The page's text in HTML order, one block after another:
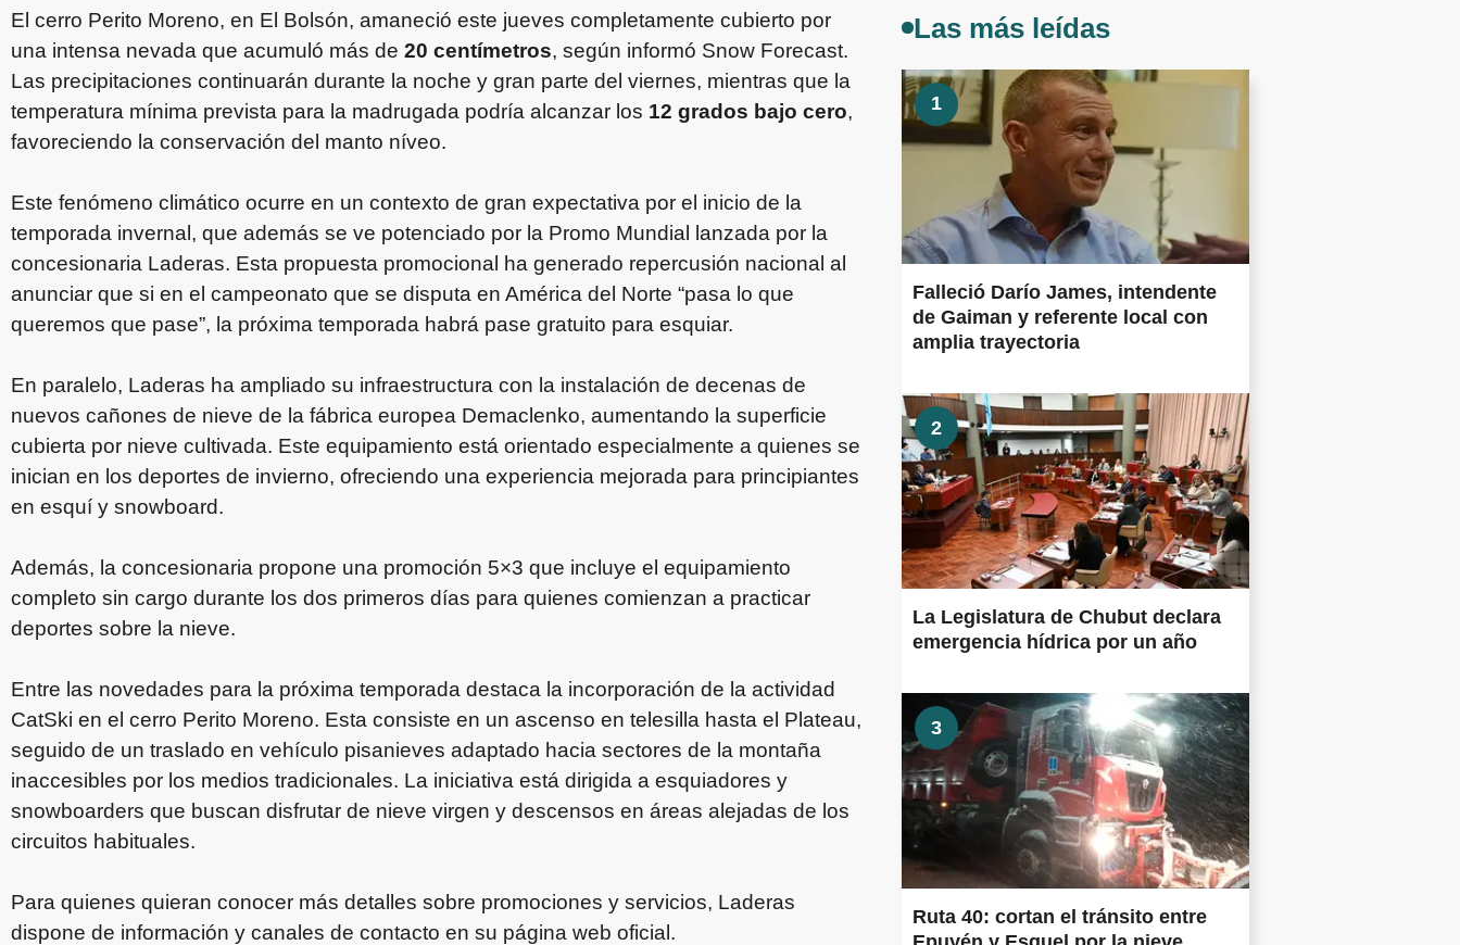
El cerro Perito Moreno, en El Bolsón, amaneció este jueves completamente cubierto por
una intensa nevada que acumuló más de 20 centímetros, según informó Snow Forecast.
Las precipitaciones continuarán durante la noche y gran parte del viernes, mientras que la
temperatura mínima prevista para la madrugada podría alcanzar los 12 grados bajo cero,
favoreciendo la conservación del manto níveo.
Este fenómeno climático ocurre en un contexto de gran expectativa por el inicio de la
temporada invernal, que además se ve potenciado por la Promo Mundial lanzada por la
concesionaria Laderas. Esta propuesta promocional ha generado repercusión nacional al
anunciar que si en el campeonato que se disputa en América del Norte “pasa lo que
queremos que pase”, la próxima temporada habrá pase gratuito para esquiar.
En paralelo, Laderas ha ampliado su infraestructura con la instalación de decenas de
nuevos cañones de nieve de la fábrica europea Demaclenko, aumentando la superficie
cubierta por nieve cultivada. Este equipamiento está orientado especialmente a quienes se
inician en los deportes de invierno, ofreciendo una experiencia mejorada para principiantes
en esquí y snowboard.
Además, la concesionaria propone una promoción 5×3 que incluye el equipamiento
completo sin cargo durante los dos primeros días para quienes comienzan a practicar
deportes sobre la nieve.
Entre las novedades para la próxima temporada destaca la incorporación de la actividad
CatSki en el cerro Perito Moreno. Esta consiste en un ascenso en telesilla hasta el Plateau,
seguido de un traslado en vehículo pisanieves adaptado hacia sectores de la montaña
inaccesibles por los medios tradicionales. La iniciativa está dirigida a esquiadores y
snowboarders que buscan disfrutar de nieve virgen y descensos en áreas alejadas de los
circuitos habituales.
Para quienes quieran conocer más detalles sobre promociones y servicios, Laderas
dispone de información y canales de contacto en su página web oficial.
Las más leídas
1
Falleció Darío James, intendente
de Gaiman y referente local con
amplia trayectoria
2
La Legislatura de Chubut declara
emergencia hídrica por un año
3
Ruta 40: cortan el tránsito entre